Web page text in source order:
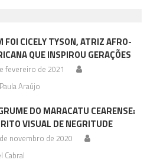
FOI CICELY TYSON, ATRIZ AFRO-
QUE INSPIROU GERAÇÕES
fevereiro de 2021
Araújo
DO MARACATU CEARENSE:
VISUAL DE NEGRITUDE
novembro de 2020
Cabral